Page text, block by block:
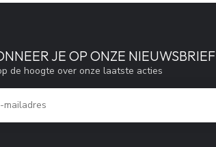
JE OP ONZE NIEUWSBRIEF
de hoogte over onze laatste acties